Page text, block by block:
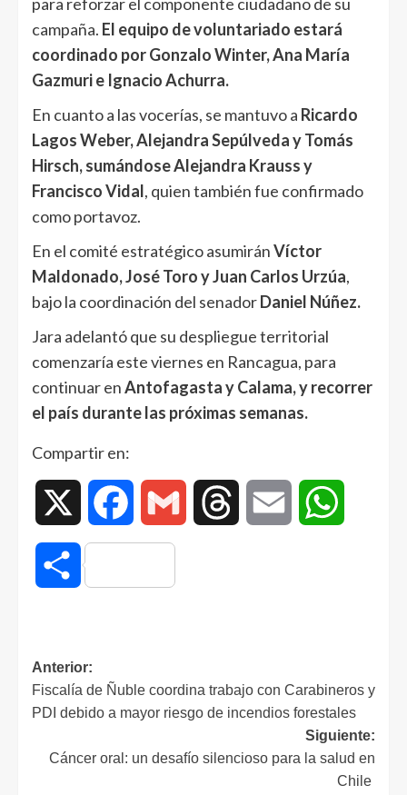
campaña. El equipo de voluntariado estará
coordinado por Gonzalo Winter, Ana María
Gazmuri e Ignacio Achurra.
En cuanto a las vocerías, se mantuvo a Ricardo
Lagos Weber, Alejandra Sepúlveda y Tomás
Hirsch, sumándose Alejandra Krauss y
Francisco Vidal, quien también fue confirmado
como portavoz.
En el comité estratégico asumiránVíctor
Maldonado, José Toro y Juan Carlos Urzúa,
bajo la coordinación del senadorDaniel Núñez.
Jara adelantó que su despliegue territorial
comenzaría este viernes en Rancagua, para
continuar enAntofagasta y Calama, y recorrer
el país durante las próximas semanas.
Compartir en:
Facebook Gmail Threads Email
Compartir
Anterior:
Fiscalía de Ñuble coordina trabajo con Carabineros y
PDI debido a mayor riesgo de incendios forestales
Siguiente:
Cáncer oral: un desafío silencioso para la salud en
Chile